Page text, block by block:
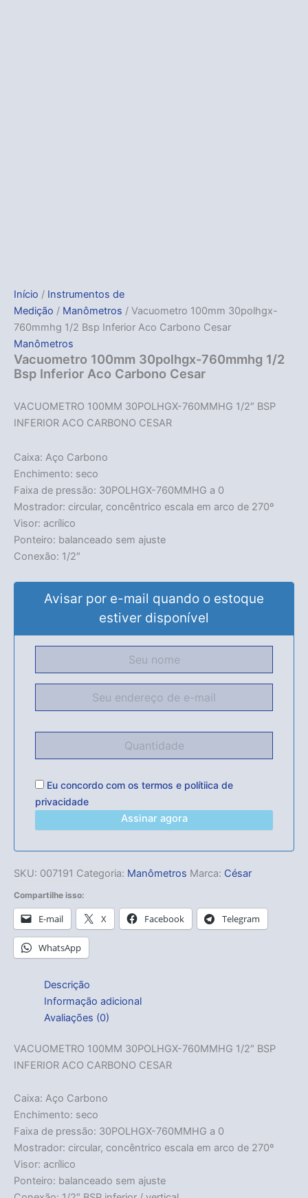
Início / Instrumentos de
Medição / Manômetros / Vacuometro 100mm 30polhgx-
760mmhg 1/2 Bsp Inferior Aco Carbono Cesar
Manômetros
Vacuometro 100mm 30polhgx-760mmhg 1/2
Bsp Inferior Aco Carbono Cesar
VACUOMETRO 100MM 30POLHGX-760MMHG 1/2″ BSP
INFERIOR ACO CARBONO CESAR
Caixa: Aço Carbono
Enchimento: seco
Faixa de pressão: 30POLHGX-760MMHG a 0
Mostrador: circular, concêntrico escala em arco de 270º
Visor: acrílico
Ponteiro: balanceado sem ajuste
Conexão: 1/2″
Avisar por e-mail quando o estoque
estiver disponível
Eu concordo com os termos e polítiica de
privacidade
Assinar agora
SKU: 007191 Categoria: Manômetros Marca: César
Compartilhe isso:
E-mail X Facebook Telegram
WhatsApp
Descrição
Informação adicional
Avaliações (0)
VACUOMETRO 100MM 30POLHGX-760MMHG 1/2″ BSP
INFERIOR ACO CARBONO CESAR
Caixa: Aço Carbono
Enchimento: seco
Faixa de pressão: 30POLHGX-760MMHG a 0
Mostrador: circular, concêntrico escala em arco de 270º
Visor: acrílico
Ponteiro: balanceado sem ajuste